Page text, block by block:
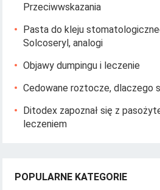
Przeciwwskazania
Pasta do kleju
Solcoseryl, analogi
Objawy dumpingu i leczenie
Cedowane roztocze, dlaczego
Ditodex zapoznał się z
leczeniem
POPULARNE KATEGORIE